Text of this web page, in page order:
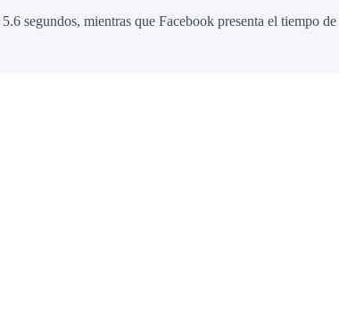
segundos, mientras que Facebook presenta el tiempo